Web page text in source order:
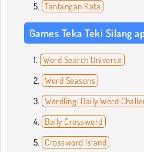
Tantangan Kata
Games Teka Teki Silang
Word Search Universe
Word Seasons
Wordling: Daily Word
Daily Crossword
Crossword Island